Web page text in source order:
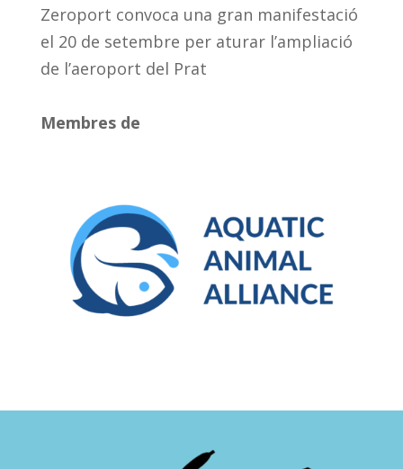
Zeroport convoca una gran manifestació
el 20 de setembre per aturar l’ampliació
de l’aeroport del Prat
Membres de